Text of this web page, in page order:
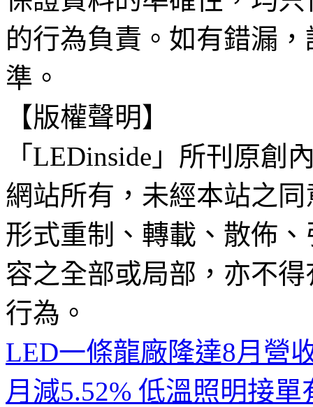
的行為負責。如有錯漏
準。
【版權聲明】
「LEDinside」所刊原創
網站所有，未經本站之
形式重制、轉載、散佈
容之全部或局部，亦不
行為。
LED一條龍廠隆達8月營
月減5.52% 低溫照明接單